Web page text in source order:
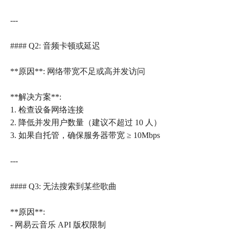
---
#### Q2: 音频卡顿或延迟
**原因**: 网络带宽不足或高并发访问
**解决方案**:
1. 检查设备网络连接
2. 降低并发用户数量（建议不超过 10 人）
3. 如果自托管，确保服务器带宽 ≥ 10Mbps
---
#### Q3: 无法搜索到某些歌曲
**原因**:
- 网易云音乐 API 版权限制